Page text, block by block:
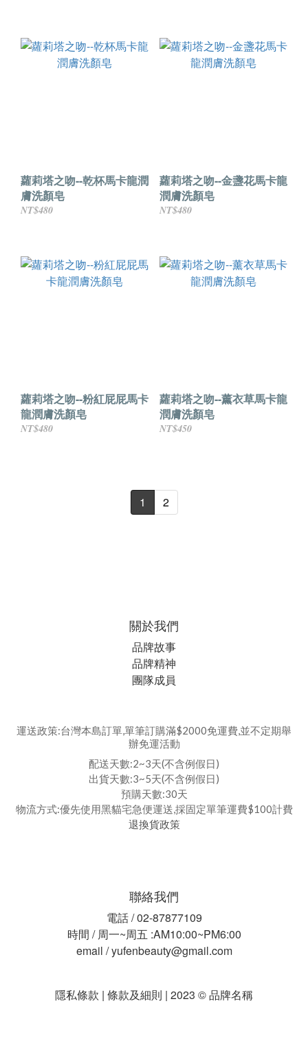
蘿莉塔之吻--乾杯馬卡龍潤
膚洗顏皂
NT$480
蘿莉塔之吻--金盞花馬卡龍
潤膚洗顏皂
NT$480
蘿莉塔之吻--粉紅屁屁馬卡
龍潤膚洗顏皂
NT$480
蘿莉塔之吻--薰衣草馬卡龍
潤膚洗顏皂
NT$450
1 2
關於我們
品牌故事
品牌精神
團隊成員
運送政策:台灣本島訂單,單筆訂購滿$2000免運費,並不定期舉
辦免運活動
配送天數:2~3天(不含例假日)
出貨天數:3~5天(不含例假日)
預購天數:30天
物流方式:優先使用黑貓宅急便運送,採固定單筆運費$100計費
退換貨政策
聯絡我們
電話 / 02-87877109
時間 / 周一~周五 :AM10:00~PM6:00
email / yufenbeauty@gmail.com
隱私條款 | 條款及細則 | 2023 © 品牌名稱